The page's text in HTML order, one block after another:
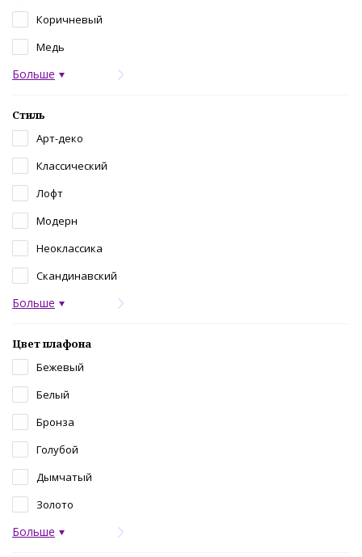
Коричневый
Медь
Больше
Стиль
Арт-деко
Классический
Лофт
Модерн
Неоклассика
Скандинавский
Больше
Цвет плафона
Бежевый
Белый
Бронза
Голубой
Дымчатый
Золото
Больше